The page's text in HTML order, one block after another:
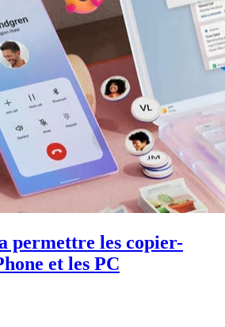
permettre les copier-
et les PC